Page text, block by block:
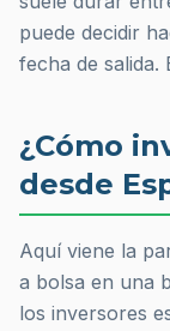
puede decidir
fecha de salida.
¿Cómo
desde
Aquí viene la
a bolsa en una
los inversores